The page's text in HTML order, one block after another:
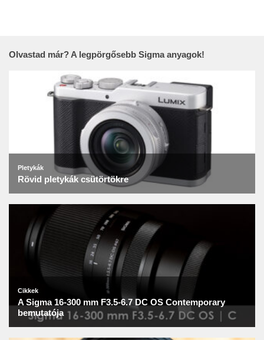
Olvastad már? A legpörgősebb Sigma anyagok!